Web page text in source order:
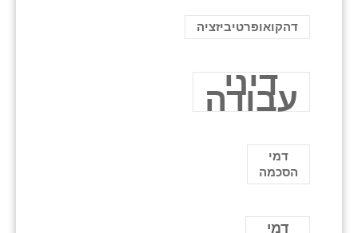
דהקואופרטיביזציה
דיני
עבודה
דמי
הסכמה
דמי